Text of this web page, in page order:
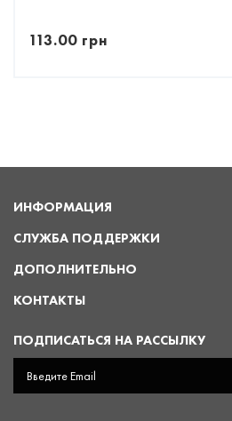
113.00 грн
ИНФОРМАЦИЯ
СЛУЖБА ПОДДЕРЖКИ
ДОПОЛНИТЕЛЬНО
КОНТАКТЫ
ПОДПИСАТЬСЯ НА РАССЫЛКУ